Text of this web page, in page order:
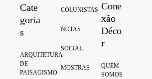
Cate
goria
s
ARQUITETURA
DE
PAISAGISMO
COLUNISTAS
NOTAS
SOCIAL
MOSTRAS
Cone
xão
Déco
r
QUEM
SOMOS